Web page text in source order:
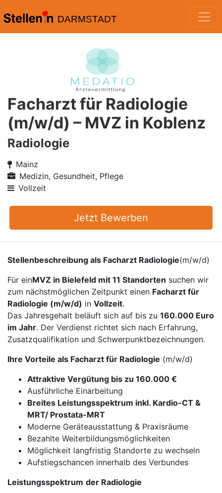
DARMSTADT
Facharzt für Radiologie
(m/w/d) – MVZ in Koblenz
Radiologie
Mainz
Medizin, Gesundheit, Pflege
Vollzeit
Jetzt Bewerben
Stellenbeschreibung als Facharzt Radiologie(m/w/d)
Für einMVZ in Bielefeld mit 11 Standorten suchen wir
zum nächstmöglichen Zeitpunkt einen Facharzt für
Radiologie (m/w/d) in Vollzeit.
Das Jahresgehalt beläuft sich auf bis zu 160.000 Euro
im Jahr. Der Verdienst richtet sich nach Erfahrung,
Zusatzqualifikation und Schwerpunktbezeichnungen.
Ihre Vorteile als Facharzt für Radiologie (m/w/d)
Attraktive Vergütung bis zu 160.000 €
Ausführliche Einarbeitung
Breites Leistungsspektrum inkl. Kardio-CT &
MRT/ Prostata-MRT
Moderne Geräteausstattung & Praxisräume
Bezahlte Weiterbildungsmöglichkeiten
Möglichkeit langfristig Standorte zu wechseln
Aufstiegschancen innerhalb des Verbundes
Leistungsspektrum der Radiologie